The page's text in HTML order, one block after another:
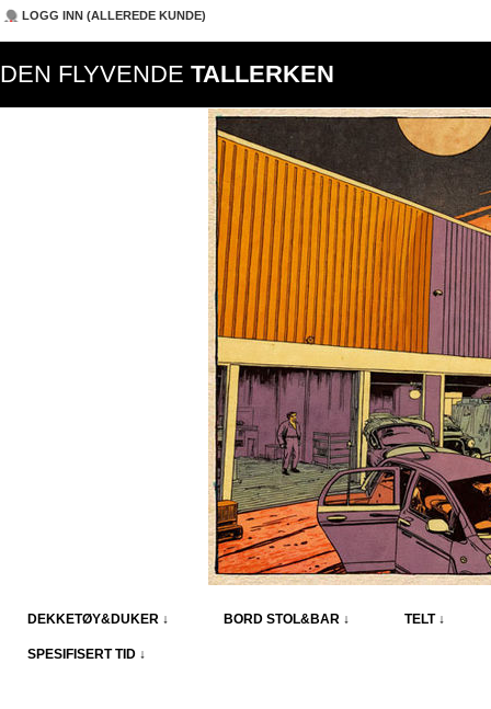
LOGG INN (ALLEREDE KUNDE)
DEN FLYVENDE TALLERKEN
DEKKETØY&DUKER ↓ BORD STOL&BAR ↓ TELT ↓
SPESIFISERT TID ↓